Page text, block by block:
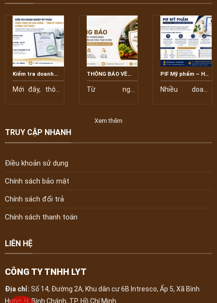
Kiểm tra doanh
nghiệp mỹ phẩm:
Vì sao Phiếu công
bố sản phẩm là
Mới đây, thông
THÔNG BÁO VỀ
VIỆC TIẾP NHẬN
VÀ CẤP GIẤY
CHỨNG NHẬN CƠ
CƠ SỞ “KINH
ĐỊA BÀN THÀNH
Từ ngày
PIF Mỹ phẩm – Hồ
sơ thường bị bỏ
quên nhưng lại là
Nhiều doanh
Xem thêm
TRUY CẬP NHANH
Điều khoản sử dụng
Chính sách bảo mật
Chính sách đổi trả
Chính sách thanh toán
LIÊN HỆ
CÔNG TY TNHH LYT
Địa chỉ: Số 14, Đường 2A, Khu dân cư 6B Intresco, Ấp 5, Xã Bình
Hưng, H. Bình Chánh, TP. Hồ Chí Minh